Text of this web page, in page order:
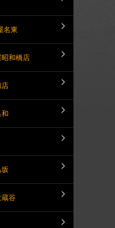
名東
和橋店
店
蔵谷